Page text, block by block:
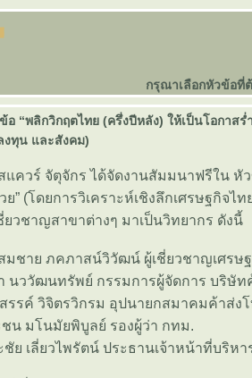
กรุณาเลือกหัวข้อที่
“พลิกวิกฤตไทย (ครึ่งปีหลัง) ให้เป็นโอกาสร่
งทุน และสังคม)
ควร์ จัตุจักร ได้จัดงานสัมมนาฟรีใน หั
ย” (โดยการวิเคราะห์เชิงลึกเศรษฐกิจ
ยวชาญสาขาต่างๆ มาเป็นวิทยากร ดังนี้
ย ภคภาสน์วิวัฒน์ ผู้เชี่ยวชาญเศรษฐ
ฒนทรัพย์ กรรมการผู้จัดการ บริษัทค้
วิจิตรวิกรม อุปนายกสมาคมค้าส่งโ
มโนมัยพิบูลย์ รองผู้ว่า กทม.
ลี่ยวไพรัตน์ ประธานเจ้าหน้าที่บริหา